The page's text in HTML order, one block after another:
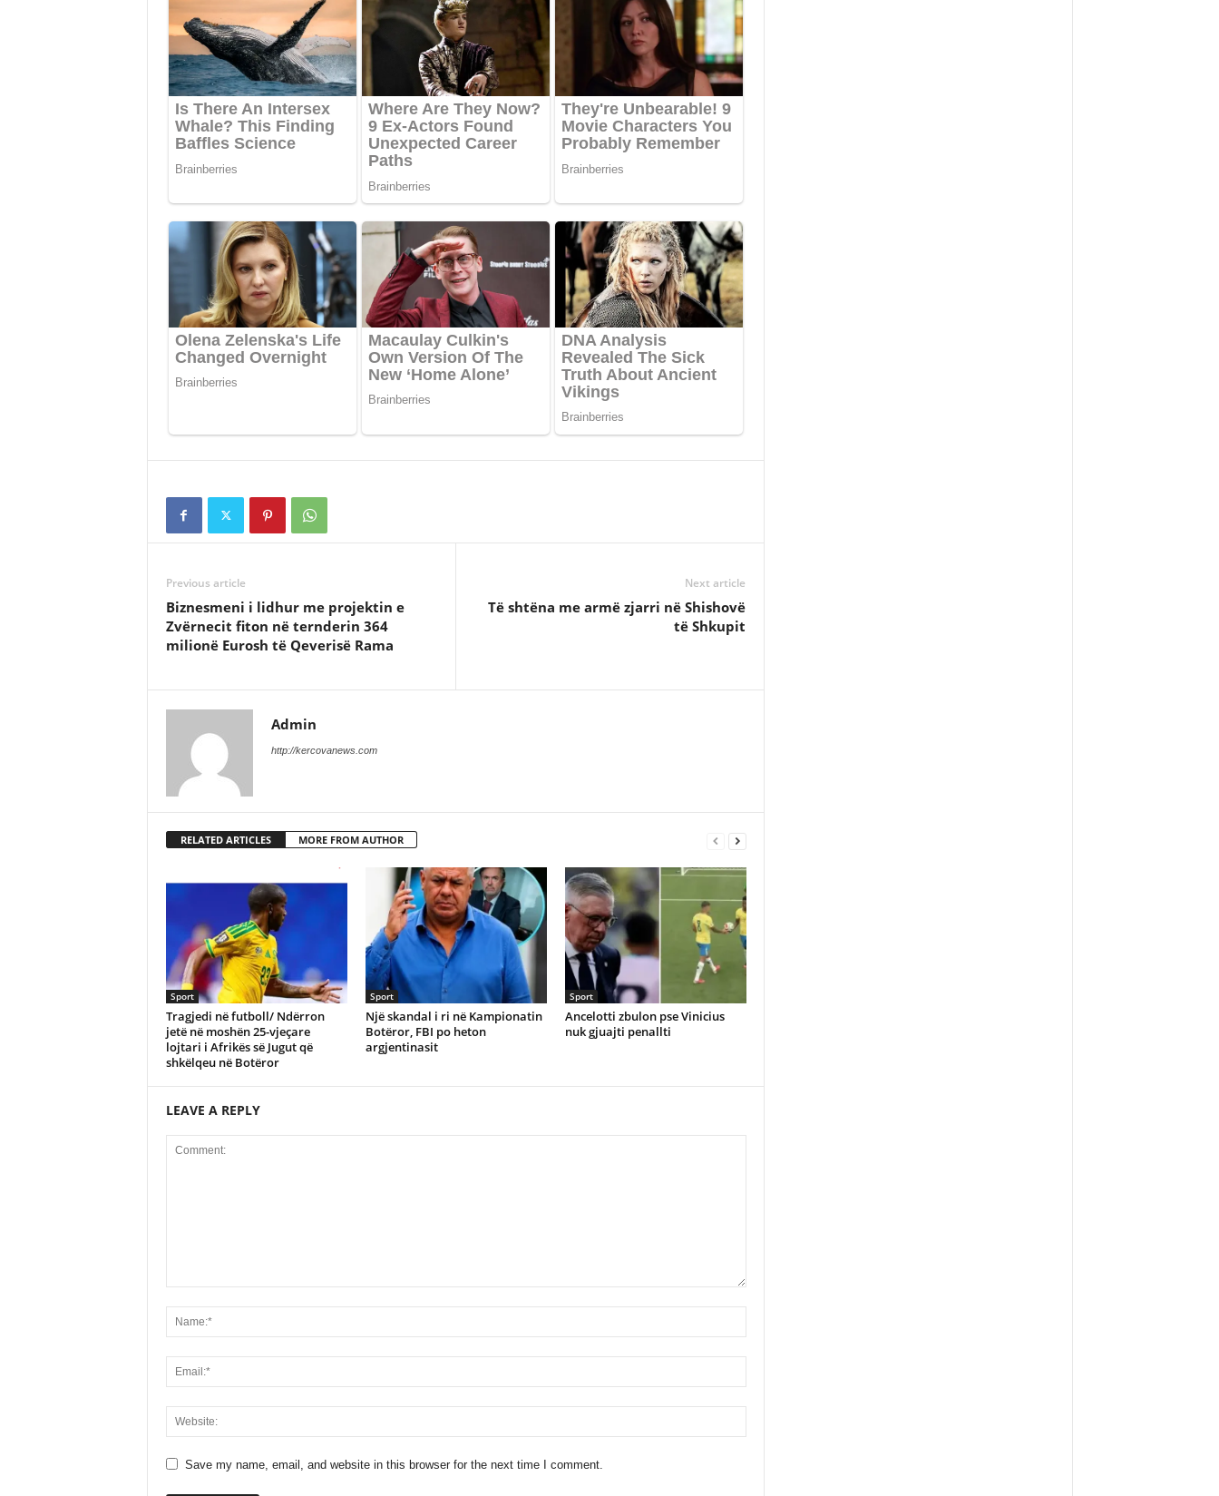
Previous article
Biznesmeni i lidhur me projektin e
Zvërnecit fiton në ternderin 364
milionë Eurosh të Qeverisë Rama
Next article
Të shtëna me armë zjarri në Shishovë
të Shkupit
Admin
http://kercovanews.com
RELATED ARTICLES MORE FROM AUTHOR
Sport
Tragjedi në futboll/ Ndërron
jetë në moshën 25-vjeçare
lojtari i Afrikës së Jugut që
shkëlqeu në Botëror
Sport
Një skandal i ri në Kampionatin
Botëror, FBI po heton
argjentinasit
Sport
Ancelotti zbulon pse Vinicius
nuk gjuajti penallti
LEAVE A REPLY
Save my name, email, and website in this browser for the next time I comment.